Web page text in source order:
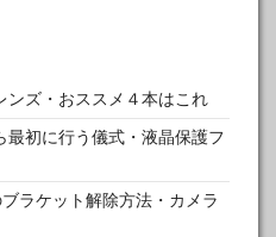
ンズ・おススメ４本はこれ
最初に行う儀式・液晶保護フ
ブラケット解除方法・カメラ